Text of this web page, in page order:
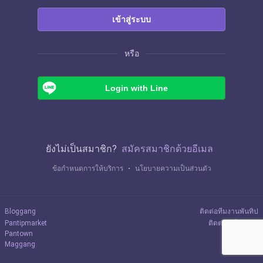
เข้าสู่ระบบ
หรือ
Login with Line
ยังไม่เป็นสมาชิก? สมัครสมาชิกด้วยอีเมล
ข้อกำหนดการให้บริการ ・ นโยบายความเป็นส่วนตัว
Bloggang
Pantipmarket
Pantown
Maggang
ติดต่อทีมงานพันทิป
ติดต่อลงโฆษณา